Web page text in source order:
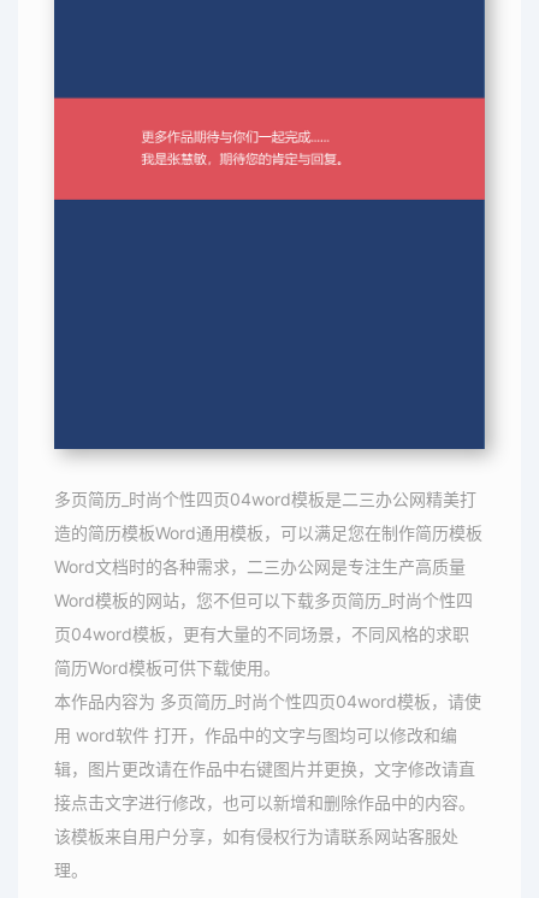
多页简历_时尚个性四页04word模板是二三办公网精美打
造的简历模板Word通用模板，可以满足您在制作简历模板
Word文档时的各种需求，二三办公网是专注生产高质量
Word模板的网站，您不但可以下载多页简历_时尚个性四
页04word模板，更有大量的不同场景，不同风格的求职
简历Word模板可供下载使用。
本作品内容为 多页简历_时尚个性四页04word模板，请使
用 word软件 打开，作品中的文字与图均可以修改和编
辑，图片更改请在作品中右键图片并更换，文字修改请直
接点击文字进行修改，也可以新增和删除作品中的内容。
该模板来自用户分享，如有侵权行为请联系网站客服处
理。